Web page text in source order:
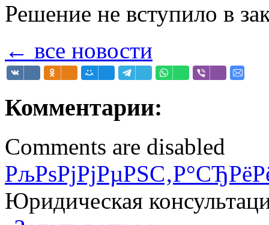
Решение не вступило в
← все новости
Комментарии:
Comments are disabled
Юридическая